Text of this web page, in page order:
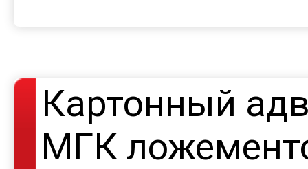
Картонный
МГК